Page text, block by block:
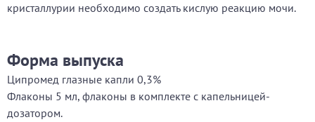
кристаллурии необходимо создать кислую реакцию мочи.
Форма выпуска
Ципромед глазные капли 0,3%
Флаконы 5 мл, флаконы в комплекте с капельницей-
дозатором.